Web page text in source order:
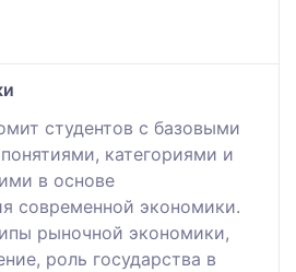
студентов с базовыми
категориями и
в основе
современной экономики.
рыночной экономики,
роль государства в